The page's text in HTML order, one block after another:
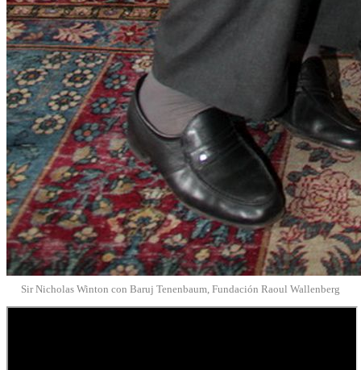
Sir Nicholas Winton con Baruj Tenenbaum, Fundación Raoul Wallenberg